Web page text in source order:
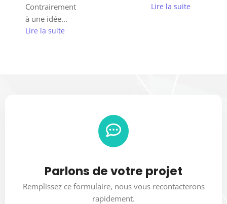
Contrairement
à une idée...
Lire la suite
Lire la suite
Parlons de votre projet
Remplissez ce formulaire, nous vous recontacterons
rapidement.